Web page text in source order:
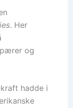
. Her
og
hadde i